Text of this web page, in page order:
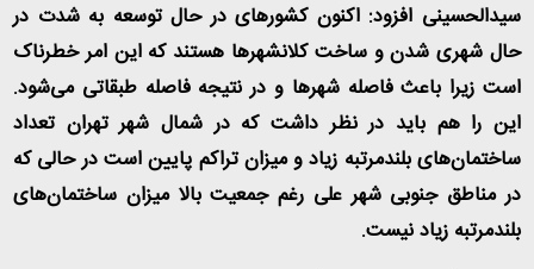
سیدالحسینی افزود: اکنون کشورهای در حال توسعه به شدت در
حال شهری شدن و ساخت کلانشهرها هستند که این امر خطرناک
است زیرا باعث فاصله شهرها و در نتیجه فاصله طبقاتی می‌شود.
این را هم باید در نظر داشت که در شمال شهر تهران تعداد
ساختمان‌های بلندمرتبه زیاد و میزان تراکم پایین است در حالی که
در مناطق جنوبی شهر علی رغم جمعیت بالا میزان ساختمان‌های
بلندمرتبه زیاد نیست.